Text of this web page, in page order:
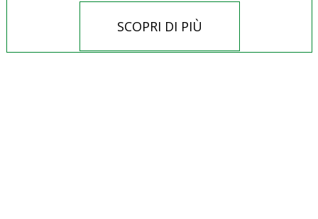
SCOPRI DI PIÙ